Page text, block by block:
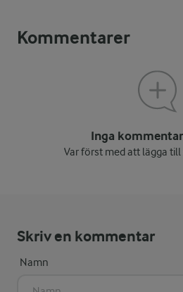
Kommentarer
Inga
Var först med att lägga
Skriv en kommentar
Namn